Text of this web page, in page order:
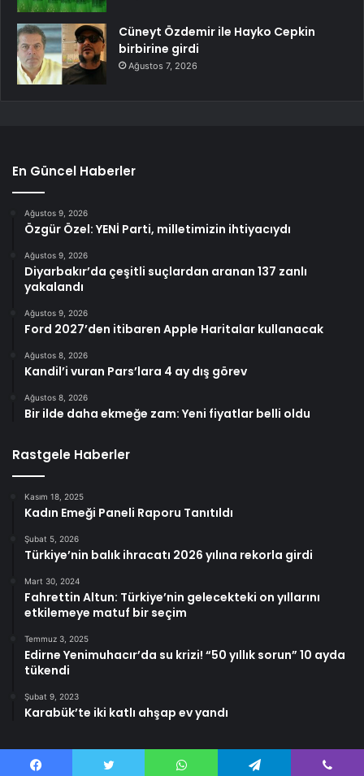
Cüneyt Özdemir ile Hayko Cepkin
birbirine girdi
Ağustos 7, 2026
En Güncel Haberler
Ağustos 9, 2026
Özgür Özel: YENİ Parti, milletimizin ihtiyacıydı
Ağustos 9, 2026
Diyarbakır’da çeşitli suçlardan aranan 137 zanlı
yakalandı
Ağustos 9, 2026
Ford 2027’den itibaren Apple Haritalar kullanacak
Ağustos 8, 2026
Kandil’i vuran Pars’lara 4 ay dış görev
Ağustos 8, 2026
Bir ilde daha ekmeğe zam: Yeni fiyatlar belli oldu
Rastgele Haberler
Kasım 18, 2025
Kadın Emeği Paneli Raporu Tanıtıldı
Şubat 5, 2026
Türkiye’nin balık ihracatı 2026 yılına rekorla girdi
Mart 30, 2024
Fahrettin Altun: Türkiye’nin gelecekteki on yıllarını
etkilemeye matuf bir seçim
Temmuz 3, 2025
Edirne Yenimuhacır’da su krizi! “50 yıllık sorun” 10 ayda
tükendi
Şubat 9, 2023
Karabük’te iki katlı ahşap ev yandı